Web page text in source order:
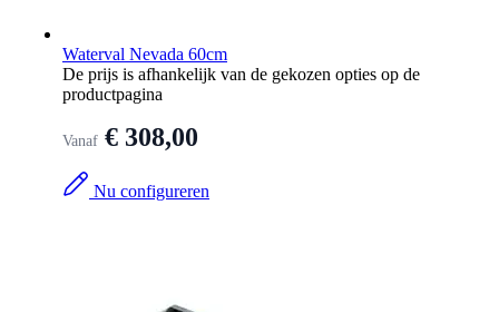
Waterval Nevada 60cm
De prijs is afhankelijk van de gekozen opties op de
productpagina
Vanaf € 308,00
Nu configureren